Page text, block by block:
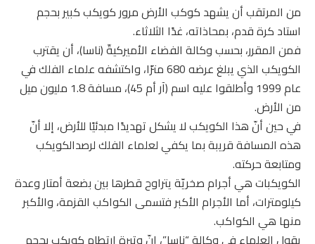
من المرتقب أن يشهد كوكب الأرض مرور كويكب كبير بحجم
استاد كرة قدم، بمحاذاته، غدًا الثلاثاء.
فمن المقرر، بحسب وكالة الفضاء الأميركيةّ (ناسا)، أن يقترب
الكويكب الذي يبلغ عرضه 680 مترًا، واكتشفه علماء الفلك في
عام 1999 وأطلقوا عليه اسم (آر أم 45)، مسافة 1.8 مليون ميل
من الأرض.
في حين أنّ هذا الكويكب لا يشكل تهديدًا مبدئيًا للأرض، إلا أنّ
هذه المسافة قريبة بما يكفي لعلماء الفلك لرصدالكويكب
ومتابعة حركته.
الكويكبات هي أجرام صخريّة يتراوح قطرها بين بضعة أمتار وعدة
كيلومترات، أما الأجرام الأكبر فتسمى الكواكب القزمة، والأكبر
منها هي الكواكب.
يقول العلماء في وكالة “ناسا”، إنّ وتيرة ارتطام كويكب بحجم